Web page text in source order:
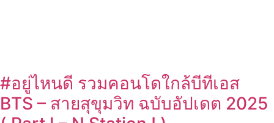
#อยู่ไหนดี รวมคอนโดใกล้บีทีเอส
BTS – สายสุขุมวิท ฉบับอัปเดต 2025